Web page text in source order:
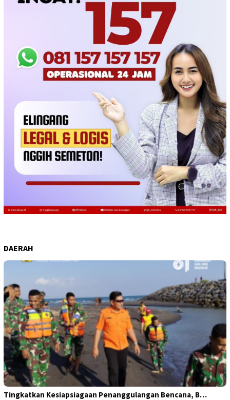
DAERAH
Tingkatkan Kesiapsiagaan Penanggulangan Bencana, B…